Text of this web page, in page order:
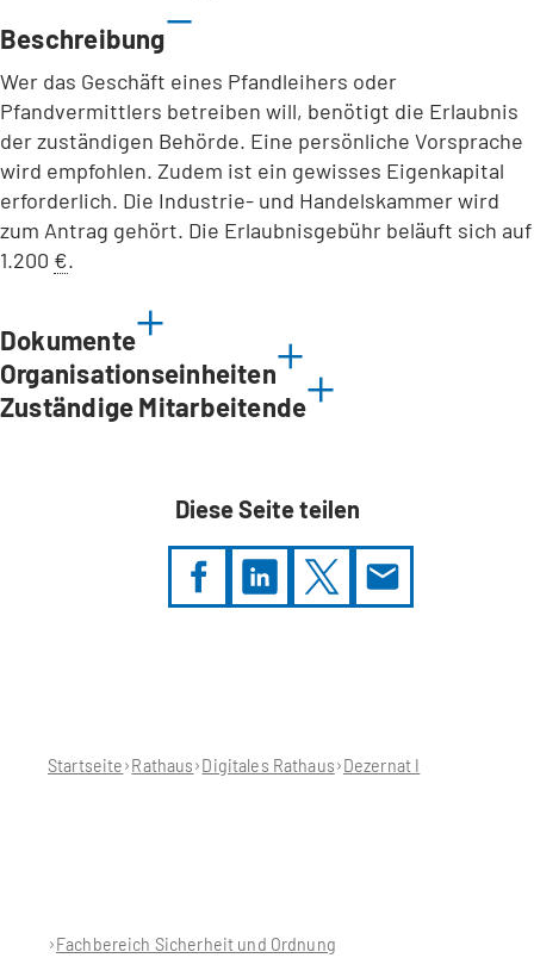
Beschreibung
Wer das Geschäft eines Pfandleihers oder
Pfandvermittlers betreiben will, benötigt die Erlaubnis
der zuständigen Behörde. Eine persönliche Vorsprache
wird empfohlen. Zudem ist ein gewisses Eigenkapital
erforderlich. Die Industrie- und Handelskammer wird
zum Antrag gehört. Die Erlaubnisgebühr beläuft sich auf
1.200 €.
Dokumente
Organisationseinheiten
Zuständige Mitarbeitende
Diese Seite teilen
hier:Startseite Rathaus Digitales Rathaus Dezernat I
Fachbereich Sicherheit und Ordnung